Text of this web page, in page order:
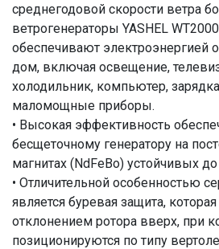
среднегодовой скорости ветра
ветрогенераторы YASHEL
обеспечивают электроэнергией
дом, включая освещение,
холодильник, компьютер,
маломощные приборы.
• Высокая эффективность
бесщеточному генератору на
магнитах (NdFeBo) устойчивых
• Отличительной особенностью
является буревая защита,
отклонением ротора вверх, при
позиционируются по типу